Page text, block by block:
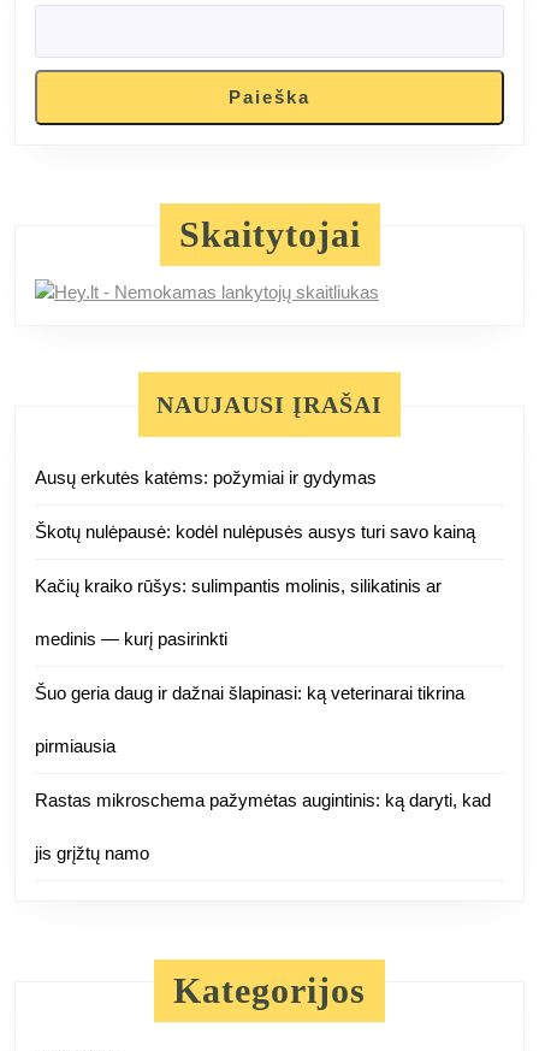
Paieška
Skaitytojai
NAUJAUSI ĮRAŠAI
Ausų erkutės katėms: požymiai ir gydymas
Škotų nulėpausė: kodėl nulėpusės ausys turi savo kainą
Kačių kraiko rūšys: sulimpantis molinis, silikatinis ar
medinis — kurį pasirinkti
Šuo geria daug ir dažnai šlapinasi: ką veterinarai tikrina
pirmiausia
Rastas mikroschema pažymėtas augintinis: ką daryti, kad
jis grįžtų namo
Kategorijos